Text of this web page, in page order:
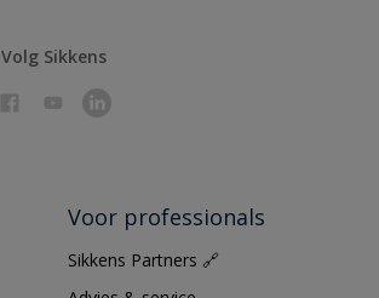
Volg Sikkens
Voor professionals
Sikkens Partners 🔗